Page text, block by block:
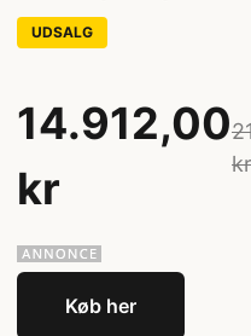
UDSALG
14.912,00
kr
kr
Køb her